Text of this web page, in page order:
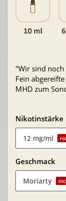
"Wir sind noch
Fein
MHD zum
Nikotinstärke
12 mg/ml
Geschmack
Moriarty